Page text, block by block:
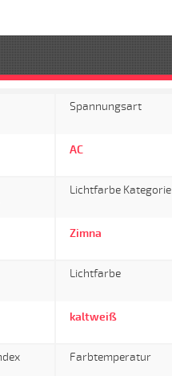
Spannungsart
AC
Lichtfarbe Kategorie
Zimna
Lichtfarbe
kaltweiß
Farbtemperatur